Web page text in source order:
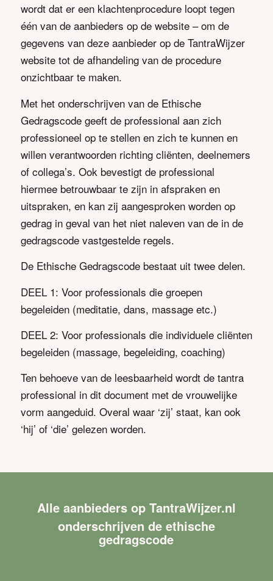
wordt dat er een klachtenprocedure loopt tegen
één van de aanbieders op de website – om de
gegevens van deze aanbieder op de TantraWijzer
website tot de afhandeling van de procedure
onzichtbaar te maken.
Met het onderschrijven van de Ethische
Gedragscode geeft de professional aan zich
professioneel op te stellen en zich te kunnen en
willen verantwoorden richting cliënten, deelnemers
of collega’s. Ook bevestigt de professional
hiermee betrouwbaar te zijn in afspraken en
uitspraken, en kan zij aangesproken worden op
gedrag in geval van het niet naleven van de in de
gedragscode vastgestelde regels.
De Ethische Gedragscode bestaat uit twee delen.
DEEL 1: Voor professionals die groepen
begeleiden (meditatie, dans, massage etc.)
DEEL 2: Voor professionals die individuele cliënten
begeleiden (massage, begeleiding, coaching)
Ten behoeve van de leesbaarheid wordt de tantra
professional in dit document met de vrouwelijke
vorm aangeduid. Overal waar ‘zij’ staat, kan ook
‘hij’ of ‘die’ gelezen worden.
Alle aanbieders op TantraWijzer.nl
onderschrijven de ethische
gedragscode